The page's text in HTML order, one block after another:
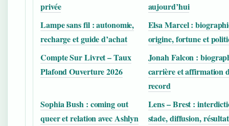
privée
aujourd’hui
Lampe sans fil : autonomie,
recharge et guide d’achat
Elsa Marcel :
origine, fortune et
Compte Sur Livret – Taux
Plafond Ouverture 2026
Jonah Falcon :
carrière et affirmation
record
Sophia Bush : coming out
queer et relation avec Ashlyn
Lens – Brest :
stade, diffusion, résultat